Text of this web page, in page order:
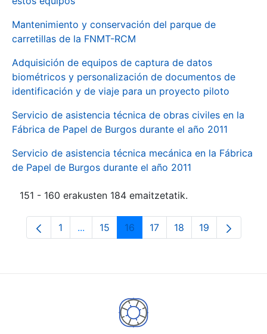
Mantenimiento y conservación del parque de
carretillas de la FNMT-RCM
Adquisición de equipos de captura de datos
biométricos y personalización de documentos de
identificación y de viaje para un proyecto piloto
Servicio de asistencia técnica de obras civiles en la
Fábrica de Papel de Burgos durante el año 2011
Servicio de asistencia técnica mecánica en la Fábrica
de Papel de Burgos durante el año 2011
151 - 160 erakusten 184 emaitzetatik.
Orrialdea
1 ...Intermediate Pages Use TAB to navigate.
Orrialdea
15 Orrialdea
16 Orrialdea
17 Orrialdea
18 Orrialdea
19